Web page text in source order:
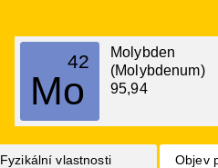
Mo
42
Molybden
(Molybdenum)
95,94
Fyzikální vlastnosti Objev